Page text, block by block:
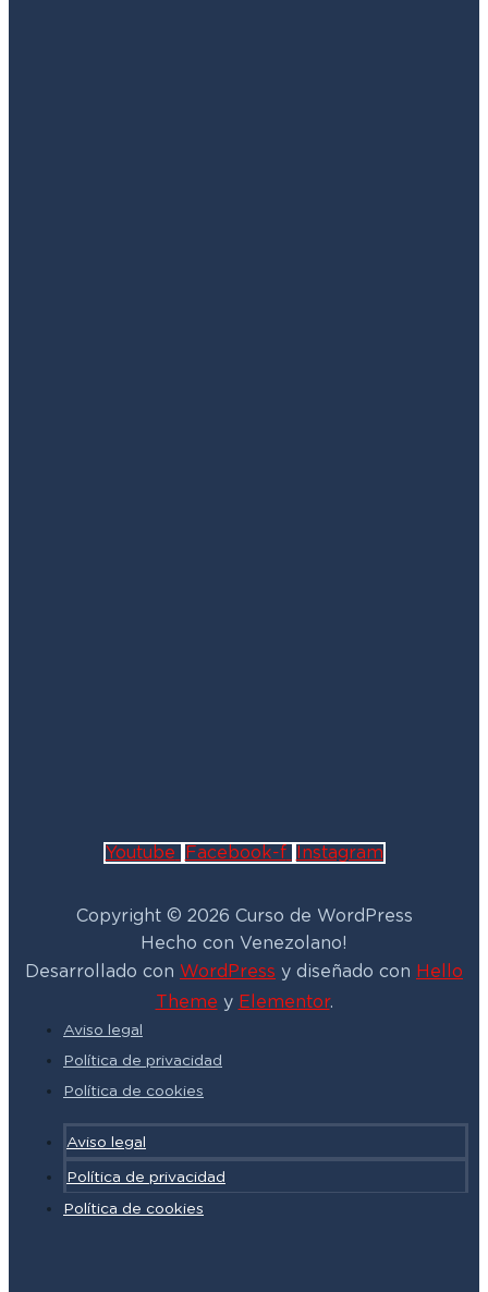
Youtube Facebook-f Instagram
Copyright © 2026 Curso de WordPress
Hecho con Venezolano!
Desarrollado con WordPress y diseñado con Hello
Theme y Elementor.
Aviso legal
Política de privacidad
Política de cookies
Aviso legal
Política de privacidad
Política de cookies